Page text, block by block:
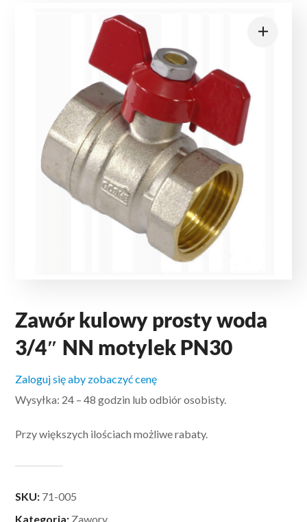
Zawór kulowy prosty woda
3/4″ NN motylek PN30
Zaloguj się aby zobaczyć cenę
Wysyłka: 24 – 48 godzin lub odbiór osobisty.
Przy większych ilościach możliwe rabaty.
SKU: 71-005
Kategoria: Zawory